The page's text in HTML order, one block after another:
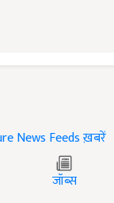
ख़बरें
जॉब्स